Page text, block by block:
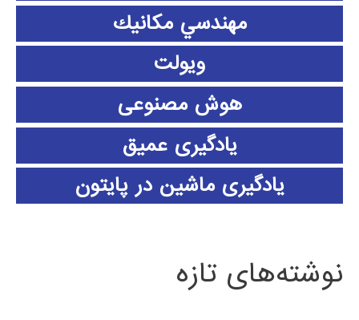
مهندسي مكانيك
ویولت
هوش مصنوعی
یادگیری عمیق
یادگیری ماشین در پایتون
نوشته‌های تازه